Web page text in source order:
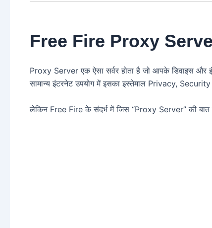
Free Fire Proxy Server
Proxy Server एक ऐसा सर्वर होता है जो आपके डिवाइस
सामान्य इंटरनेट उपयोग में इसका इस्तेमाल Privacy,
लेकिन Free Fire के संदर्भ में जिस “Proxy Server” की बात